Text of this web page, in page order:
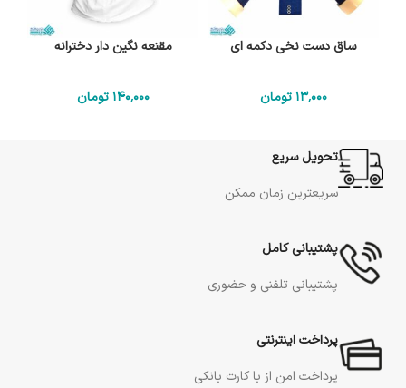
ساق دست نخی دکمه ای
13٬000 تومان
مقنعه نگین دار دخترانه
140٬000 تومان
تحویل سریع
سریعترین زمان ممکن
پشتیبانی کامل
پشتیبانی تلفنی و حضوری
پرداخت اینترنتی
پرداخت امن از با کارت بانکی